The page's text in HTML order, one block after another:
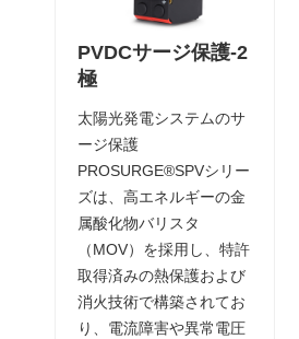
PVDCサージ保護-2
極
太陽光発電システムのサ
ージ保護
PROSURGE®SPVシリー
ズは、高エネルギーの金
属酸化物バリスタ
（MOV）を採用し、特許
取得済みの熱保護および
消火技術で構築されてお
り、電流障害や異常電圧